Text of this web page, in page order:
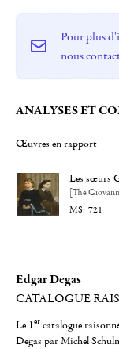
Pour plus
nous
ANALYSES ET
Œuvres en rapport
[The
721
Edgar Degas
CATALOGUE
Le 1er catalogue
Degas par Michel